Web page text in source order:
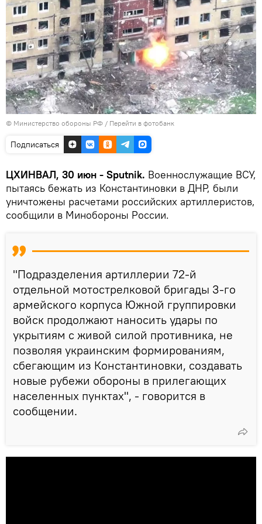
© Министерство обороны РФ / Перейти в фотобанк
Подписаться
ЦХИНВАЛ, 30 июн - Sputnik. Военнослужащие ВСУ,
пытаясь бежать из Константиновки в ДНР, были
уничтожены расчетами российских артиллеристов,
сообщили в Минобороны России.
"Подразделения артиллерии 72-й
отдельной мотострелковой бригады 3-го
армейского корпуса Южной группировки
войск продолжают наносить удары по
укрытиям с живой силой противника, не
позволяя украинским формированиям,
сбегающим из Константиновки, создавать
новые рубежи обороны в прилегающих
населенных пунктах", - говорится в
сообщении.